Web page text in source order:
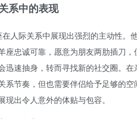
系中的表现
在人际关系中展现出强烈的主动性。
座忠诚可靠，愿意为朋友两肋插刀
迅速抽身，转而寻找新的社交圈。
系节奏，但也需要伴侣给予足够的
现出令人意外的体贴与包容。